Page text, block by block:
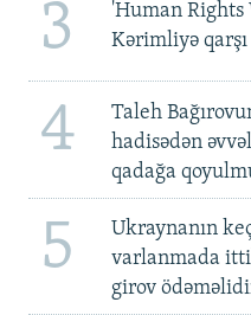
3
'Human
Kərimliyə
4
Taleh
hadisədən
qadağa
5
Ukraynanın
varlanmada
girov